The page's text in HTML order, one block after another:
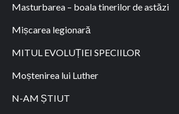
Masturbarea – boala tinerilor de astăzi
Mișcarea legionară
MITUL EVOLUȚIEI SPECIILOR
Moștenirea lui Luther
N-AM ȘTIUT